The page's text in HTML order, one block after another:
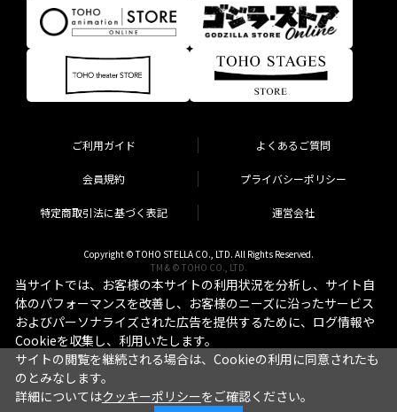
ご利用ガイド よくあるご質問
会員規約 プライバシーポリシー
特定商取引法に基づく表記 運営会社
Copyright © TOHO STELLA CO., LTD. All Rights Reserved.
TM & © TOHO CO., LTD.
当サイトでは、お客様の本サイトの利用状況を分析し、サイト自
体のパフォーマンスを改善し、お客様のニーズに沿ったサービス
およびパーソナライズされた広告を提供するために、ログ情報や
Cookieを収集し、利用いたします。
サイトの閲覧を継続される場合は、Cookieの利用に同意されたも
のとみなします。
詳細についてはクッキーポリシーをご確認ください。